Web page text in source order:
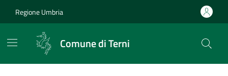
Regione Umbria
Comune di Terni